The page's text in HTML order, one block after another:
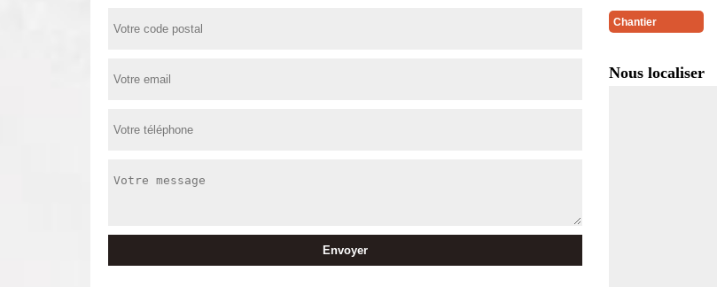
Chantier
Nous localiser